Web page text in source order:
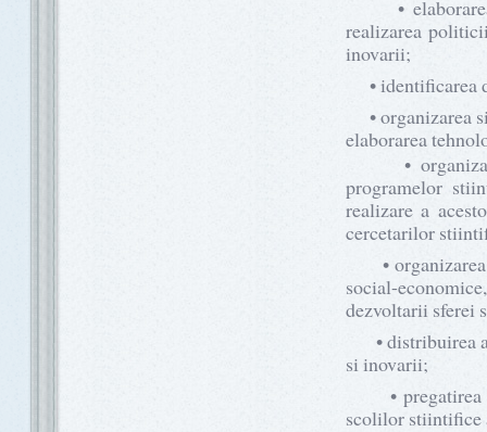
• elaborarea
realizarea
inovarii;
• identificarea
• organizarea
elaborarea
•
programelor
realizare a
cercetarilor
• organizarea
social-
dezvoltarii sferei
• distribuirea
si inovarii;
• pregatirea
scolilor stiintifice